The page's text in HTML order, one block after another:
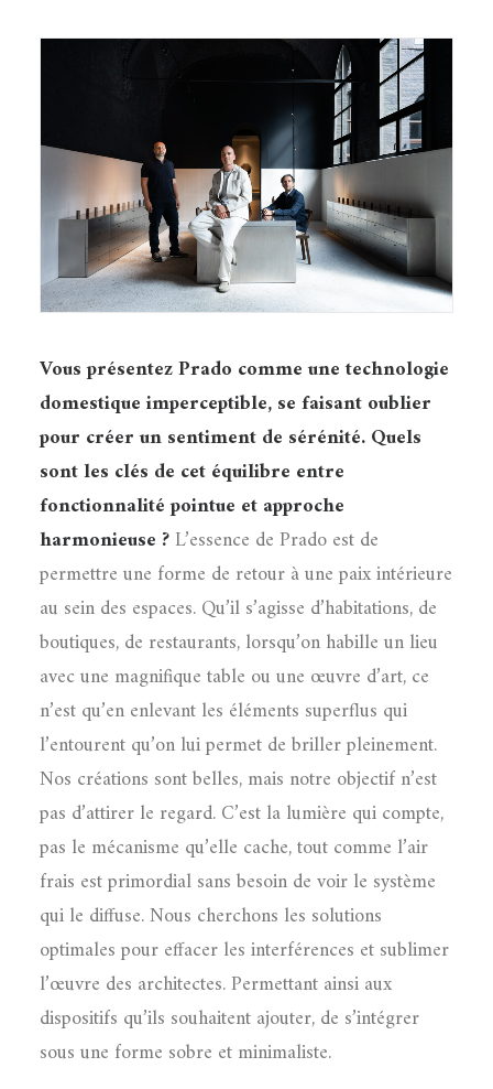
Vous présentez Prado comme une technologie
domestique imperceptible, se faisant oublier
pour créer un sentiment de sérénité. Quels
sont les clés de cet équilibre entre
fonctionnalité pointue et approche
harmonieuse ?L’essence de Prado est de
permettre une forme de retour à une paix intérieure
au sein des espaces. Qu’il s’agisse d’habitations, de
boutiques, de restaurants, lorsqu’on habille un lieu
avec une magnifique table ou une œuvre d’art, ce
n’est qu’en enlevant les éléments superflus qui
l’entourent qu’on lui permet de briller pleinement.
Nos créations sont belles, mais notre objectif n’est
pas d’attirer le regard. C’est la lumière qui compte,
pas le mécanisme qu’elle cache, tout comme l’air
frais est primordial sans besoin de voir le système
qui le diffuse. Nous cherchons les solutions
optimales pour effacer les interférences et sublimer
l’œuvre des architectes. Permettant ainsi aux
dispositifs qu’ils souhaitent ajouter, de s’intégrer
sous une forme sobre et minimaliste.